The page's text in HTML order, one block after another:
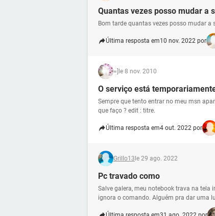
Quantas vezes posso mudar a
Bom tarde quantas vezes posso mudar a
Última resposta em10 nov. 2022 por
=] le 8 nov. 2010
O serviço está
Sempre que tento entrar no meu msn
que faço ? edit : titre.
Última resposta em4 out. 2022 por
Grillo13 le 29 ago. 2022
Pc travado como
Salve galera, meu notebook trava na tela
ignora o comando. Alguém pra dar uma